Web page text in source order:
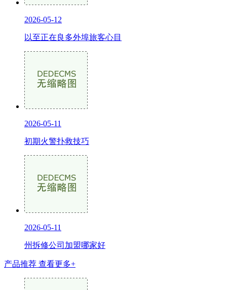
2026-05-12
以至正在良多外埠旅客心目
2026-05-11
初期火警扑救技巧
2026-05-11
州拆修公司加盟哪家好
产品推荐 查看更多+